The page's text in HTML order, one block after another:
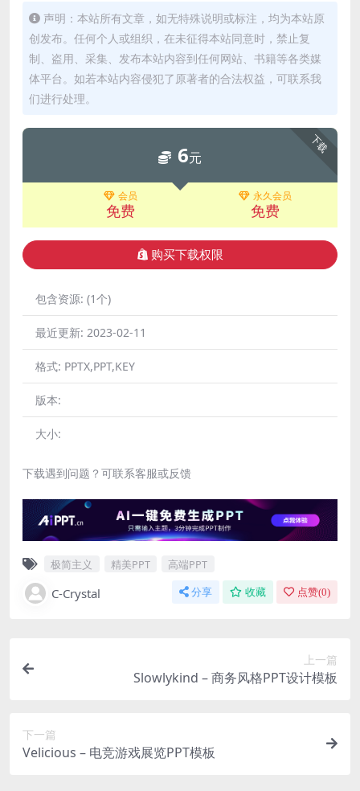
声明：本站所有文章，如无特殊说明或标注，均为本站原
创发布。任何个人或组织，在未征得本站同意时，禁止复
制、盗用、采集、发布本站内容到任何网站、书籍等各类媒
体平台。如若本站内容侵犯了原著者的合法权益，可联系我
们进行处理。
下载
6元
会员
免费
永久会员
免费
购买下载权限
包含资源: (1个)
最近更新: 2023-02-11
格式: PPTX,PPT,KEY
版本:
大小:
下载遇到问题？可联系客服或反馈
极简主义 精美PPT 高端PPT
C-Crystal 分享 收藏 点赞(0)
上一篇
Slowlykind – 商务风格PPT设计模板
下一篇
Velicious – 电竞游戏展览PPT模板